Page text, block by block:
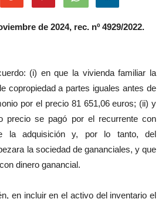
de 2024, rec. nº 4929/2022.
(i) en que la vivienda familiar la
copropiedad a partes iguales antes de
por el precio 81 651,06 euros; (ii) y
precio se pagó por el recurrente con
la adquisición y, por lo tanto, del
la sociedad de gananciales, y que
dinero ganancial.
en incluir en el activo del inventario el